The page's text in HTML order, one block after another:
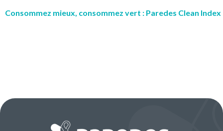
Consommez mieux, consommez vert : Paredes Clean Index